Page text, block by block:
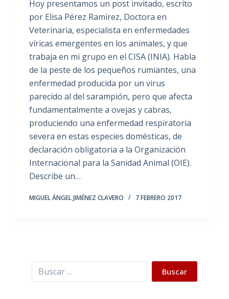
Hoy presentamos un post invitado, escrito
por Elisa Pérez Ramírez, Doctora en
Veterinaria, especialista en enfermedades
víricas emergentes en los animales, y que
trabaja en mi grupo en el CISA (INIA). Habla
de la peste de los pequeños rumiantes, una
enfermedad producida por un virus
parecido al del sarampión, pero que afecta
fundamentalmente a ovejas y cabras,
produciendo una enfermedad respiratoria
severa en estas especies domésticas, de
declaración obligatoria a la Organización
Internacional para la Sanidad Animal (OIE).
Describe un…
MIGUEL ÁNGEL JIMÉNEZ CLAVERO 7 FEBRERO 2017
Buscar Buscar